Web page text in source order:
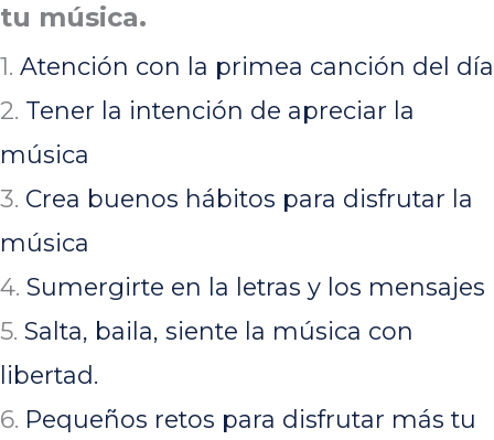
tu música.
1. Atención con la primea canción del día
2. Tener la intención de apreciar la
música
3. Crea buenos hábitos para disfrutar la
música
4. Sumergirte en la letras y los mensajes
5. Salta, baila, siente la música con
libertad.
6. Pequeños retos para disfrutar más tu